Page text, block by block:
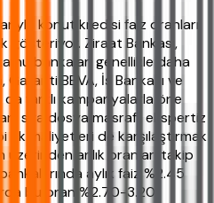
konut kredisi faiz oranları
gösteriyor. Ziraat Bankası,
bankaları genellikle daha
Garanti BBVA, İş Bankası ve
da farklı kampanyalarla öne
sıra dosya masrafı, ekspertiz
ek maliyetleri de karşılaştırmak
üzerinden anlık oranları takip
aylık faiz %2.45
bu oran %2.70-3.20